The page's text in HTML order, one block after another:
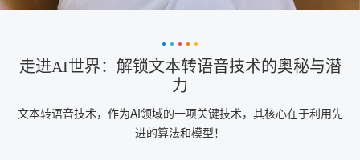
走进AI世界：解锁文本转语音技术的奥秘与潜
力
文本转语音技术，作为AI领域的一项关键技术，其核心在于利用先
进的算法和模型！